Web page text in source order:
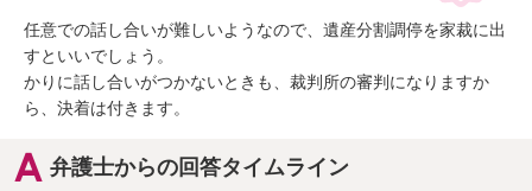
任意での話し合いが難しいようなので、遺産分割調停を家裁に出
すといいでしょう。
かりに話し合いがつかないときも、裁判所の審判になりますか
ら、決着は付きます。
弁護士からの回答タイムライン